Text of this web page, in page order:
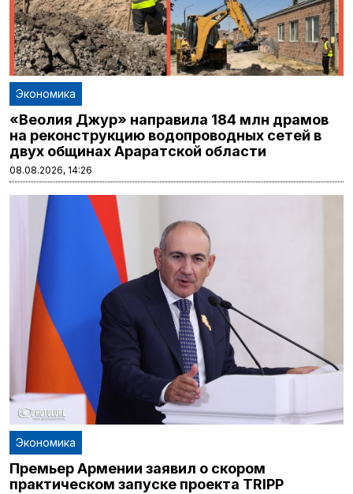
Экономика
«Веолия Джур» направила 184 млн драмов
на реконструкцию водопроводных сетей в
двух общинах Араратской области
08.08.2026, 14:26
Экономика
Премьер Армении заявил о скором
практическом запуске проекта TRIPP